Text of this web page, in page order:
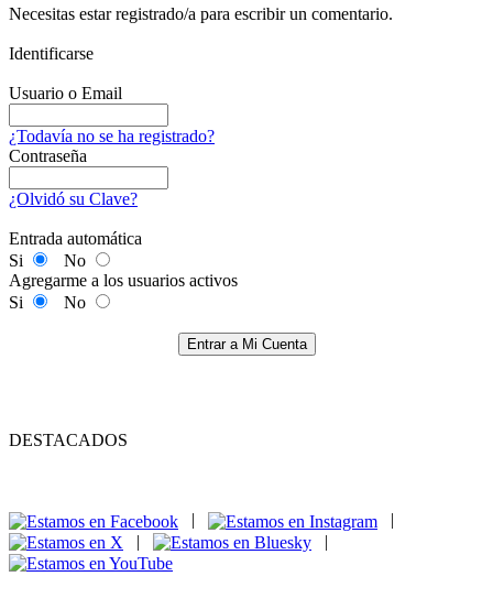
Necesitas estar registrado/a para escribir un comentario.
Identificarse
Usuario o Email
¿Todavía no se ha registrado?
Contraseña
¿Olvidó su Clave?
Entrada automática
Si
No
Agregarme a los usuarios activos
Si
No
Entrar a Mi Cuenta
DESTACADOS
|
|